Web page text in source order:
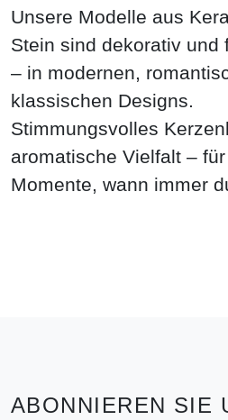
Unsere Modelle aus
Stein sind dekorativ und
– in modernen,
klassischen Designs.
Stimmungsvolles
aromatische Vielfalt –
Momente, wann immer
ABONNIEREN SIE